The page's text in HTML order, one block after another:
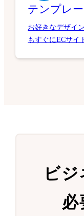
テンプレ
お好きなデザイ
もすぐにECサイ
ビ
必